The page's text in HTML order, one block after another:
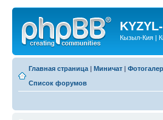
Кызыл-Кия |
Главная страница | Миничат |
Список форумов